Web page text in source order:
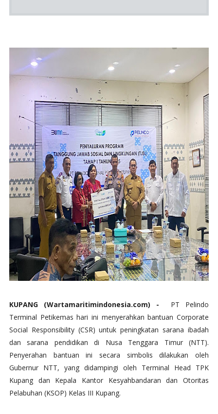
KUPANG (Wartamaritimindonesia.com) -
PT Pelindo
Terminal Petikemas hari ini menyerahkan bantuan Corporate
Social Responsibility (CSR) untuk peningkatan sarana ibadah
dan sarana pendidikan di Nusa Tenggara Timur (NTT).
Penyerahan bantuan ini secara simbolis dilakukan oleh
Gubernur NTT, yang didampingi oleh Terminal Head TPK
Kupang dan Kepala Kantor Kesyahbandaran dan Otoritas
Pelabuhan (KSOP) Kelas III Kupang.